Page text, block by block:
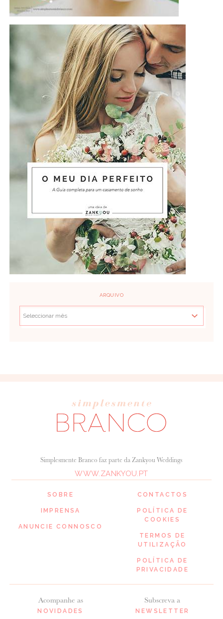
ARQUIVO
SOBRE
IMPRENSA
ANUNCIE CONNOSCO
Acompanhe as
NOVIDADES
Simplesmente Branco faz parte da Zankyou Weddings
WWW.ZANKYOU.PT
Subscreva a
NEWSLETTER
CONTACTOS
POLÍTICA DE
COOKIES
TERMOS DE
UTILIZAÇÃO
POLÍTICA DE
PRIVACIDADE